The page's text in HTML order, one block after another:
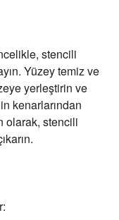
stencili
Yüzey temiz ve
yerleştirin ve
kenarlarından
olarak, stencili